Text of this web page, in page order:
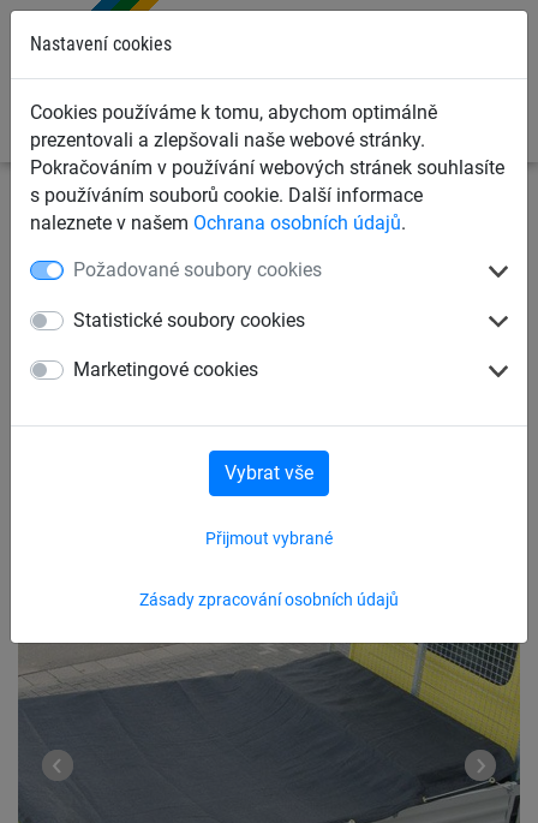
Nastavení cookies
Cookies používáme k tomu, abychom optimálně
prezentovali a zlepšovali naše webové stránky.
Pokračováním v používání webových stránek souhlasíte
s používáním souborů cookie. Další informace
naleznete v našem Ochrana osobních údajů.
Požadované soubory cookies
Statistické soubory cookies
Marketingové cookies
Zásady zpracování osobních údajů
Přijmout vybrané
Vybrat vše
Ochranné sítě a plachty
Kontejnerové sítě a plachty pro
Krycí plachta PE 240 g/m²,
2,70 x 3,50 m